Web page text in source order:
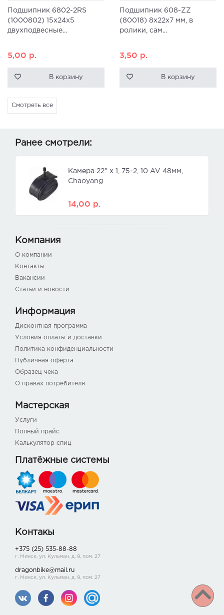
Подшипник 6802-2RS
(1000802) 15x24x5
двухподвесные...
5,00 р.
В корзину
Подшипник 608-ZZ
(80018) 8x22x7 мм, в
ролики, сам...
3,50 р.
В корзину
Смотреть все
Ранее смотрели:
Камера 22" x 1, 75-2, 10 AV 48мм,
Chaoyang
14,00 р.
Компания
О компании
Контакты
Вакансии
Статьи и новости
Информация
Дисконтная программа
Условия оплаты и доставки
Политика конфиденциальности
Публичная оферта
Образец чека
О правах потребителя
Мастерская
Услуги
Полный прайс
Калькулятор спиц
Платёжные системы
Контакы
+375 (25) 535-88-88
г. Минск, ул. Кульман, д. 9, пом. 27
dragonbike@mail.ru
г. Минск, ул. Кульман, д. 9, пом. 27